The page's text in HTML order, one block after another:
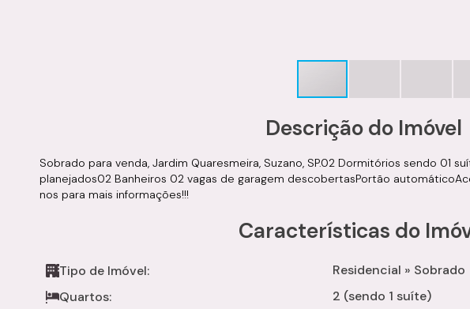
Descrição do Imóvel
Sobrado para venda, Jardim Quaresmeira, Suzano, SP.02 Dormitórios sendo 01
planejados02 Banheiros 02 vagas de garagem descobertasPortão
nos para mais informações!!!
Características do
Tipo de Imóvel: Residencial » Sobrado
Quartos:
2 (sendo 1 suíte)